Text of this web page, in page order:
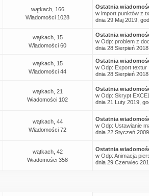
wątkach, 166
Wiadomości 1028
Ostatnia
wimport punktów z
dnia 29 Maj 2019,
wątkach, 15
Wiadomości 60
Ostatnia
wOdp: problem z
dnia 28 Sierpień
wątkach, 15
Wiadomości 44
Ostatnia
wOdp: Export textur
dnia 28 Sierpień
wątkach, 21
Wiadomości 102
Ostatnia
wOdp: Skrypt
dnia 21 Luty 2019,
wątkach, 44
Wiadomości 72
Ostatnia
wOdp: Ustawianie
dnia 22 Styczeń
wątkach, 42
Wiadomości 358
Ostatnia
wOdp: Animacja
dnia 29 Czerwiec